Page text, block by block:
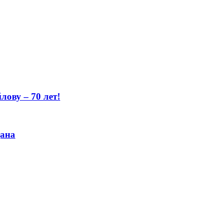
– 70 лет!